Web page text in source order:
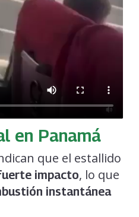
en Panamá
que el estallido
impacto, lo que
instantánea